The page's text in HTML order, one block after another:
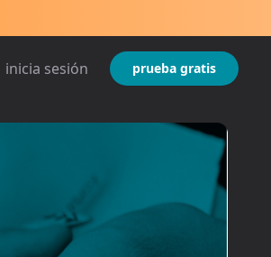
inicia sesión prueba gratis